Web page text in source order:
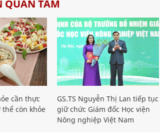
QUAN TÂM
cần thực
còn khỏe
GS.TS Nguyễn Thị Lan tiếp tục
giữ chức Giám đốc Học viện
Nông nghiệp Việt Nam